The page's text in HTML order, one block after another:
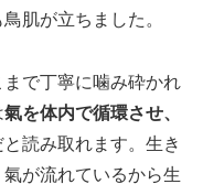
肌が立ちました。
で丁寧に噛み砕かれ
氣を体内で循環させ、
と読み取れます。生き
が流れているから生